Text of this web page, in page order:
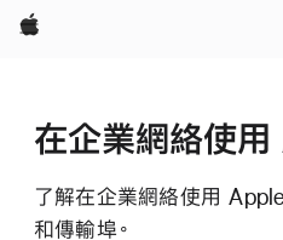
Apple
在企業網絡使
了解在企業網絡使用
和傳輸埠。